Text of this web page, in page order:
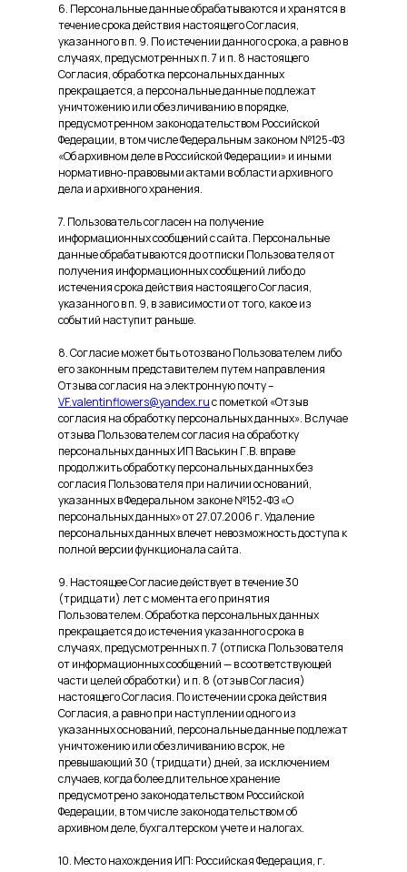
6. Персональные данные обрабатываются и хранятся в
течение срока действия настоящего Согласия,
указанного в п. 9. По истечении данного срока, а равно в
случаях, предусмотренных п. 7 и п. 8 настоящего
Согласия, обработка персональных данных
прекращается, а персональные данные подлежат
уничтожению или обезличиванию в порядке,
предусмотренном законодательством Российской
Федерации, в том числе Федеральным законом №125-ФЗ
«Об архивном деле в Российской Федерации» и иными
нормативно-правовыми актами в области архивного
дела и архивного хранения.
7. Пользователь согласен на получение
информационных сообщений с сайта. Персональные
данные обрабатываются до отписки Пользователя от
получения информационных сообщений либо до
истечения срока действия настоящего Согласия,
указанного в п. 9, в зависимости от того, какое из
событий наступит раньше.
8. Согласие может быть отозвано Пользователем либо
его законным представителем путем направления
Отзыва согласия на электронную почту –
VF.valentinflowers@yandex.ruс пометкой «Отзыв
согласия на обработку персональных данных». В случае
отзыва Пользователем согласия на обработку
персональных данных ИП Васькин Г.В. вправе
продолжить обработку персональных данных без
согласия Пользователя при наличии оснований,
указанных в Федеральном законе №152-ФЗ «О
персональных данных» от 27.07.2006 г. Удаление
персональных данных влечет невозможность доступа к
полной версии функционала сайта.
9. Настоящее Согласие действует в течение 30
(тридцати) лет с момента его принятия
Пользователем. Обработка персональных данных
прекращается до истечения указанного срока в
случаях, предусмотренных п. 7 (отписка Пользователя
от информационных сообщений — в соответствующей
части целей обработки) и п. 8 (отзыв Согласия)
настоящего Согласия. По истечении срока действия
Согласия, а равно при наступлении одного из
указанных оснований, персональные данные подлежат
уничтожению или обезличиванию в срок, не
превышающий 30 (тридцати) дней, за исключением
случаев, когда более длительное хранение
предусмотрено законодательством Российской
Федерации, в том числе законодательством об
архивном деле, бухгалтерском учете и налогах.
10. Место нахождения ИП: Российская Федерация, г.